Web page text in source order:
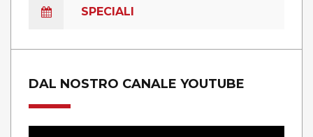
SPECIALI
DAL NOSTRO CANALE YOUTUBE